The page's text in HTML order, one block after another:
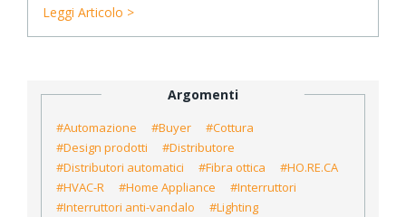
Leggi Articolo >
Argomenti
#Automazione #Buyer
#Cottura
#Design prodotti
#Distributore
#Distributori automatici
#Fibra ottica
#HO.RE.CA
#HVAC-R
#Home Appliance
#Interruttori
#Interruttori anti-vandalo
#Lighting